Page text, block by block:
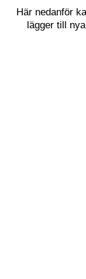
Här nedanför
lägger till